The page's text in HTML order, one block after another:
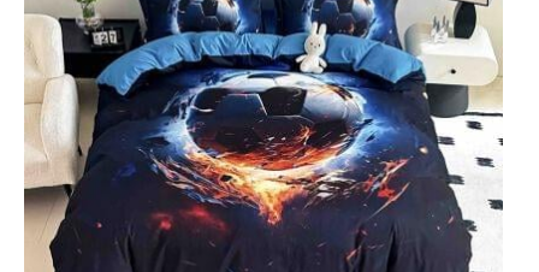
Cearceaf cu elastic
Cearceaf normal
Lenjerii De Pat Creponate
Lenjerii De Pat Bumbac Poplin 2
Persoane
Lenjerii De Pat Bumbac Poplin,
Matlasate, 2 Persoane
Lenjerii De Pat Bumbac Satinat 2
Persoane